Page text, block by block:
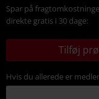
Spar på
direkte gratis i 30 dage:
Tilføj
Hvis du allerede er